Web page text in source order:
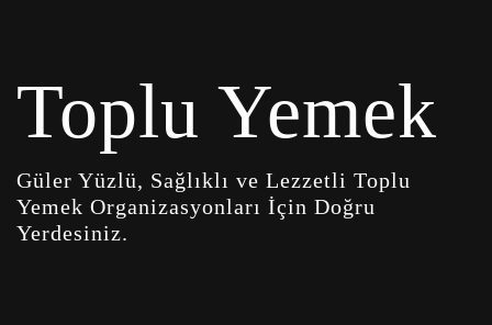
Toplu Yemek
Güler Yüzlü, Sağlıklı ve Lezzetli Toplu
Yemek Organizasyonları İçin Doğru
Yerdesiniz.